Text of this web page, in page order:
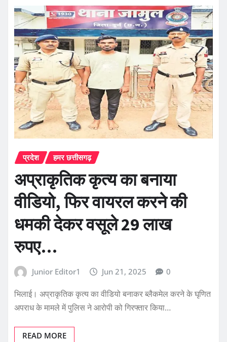
प्रदेश हमर छत्तीसगढ़
अप्राकृतिक कृत्य का बनाया
वीडियो, फिर वायरल करने की
धमकी देकर वसूले 29 लाख
रुपए…
Junior Editor1 Jun 21, 2025 0
भिलाई। अप्राकृतिक कृत्य का वीडियो बनाकर ब्लैकमेल करने के घृणित
अपराध के मामले में पुलिस ने आरोपी को गिरफ्तार किया…
READ MORE